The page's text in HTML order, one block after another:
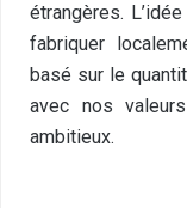
étrangères.
fabriquer
basé sur le
avec nos
ambitieux.